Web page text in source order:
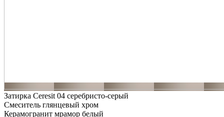
Затирка Ceresit 04 серебристо-серый
Смеситель глянцевый хром
Керамогранит мрамор белый